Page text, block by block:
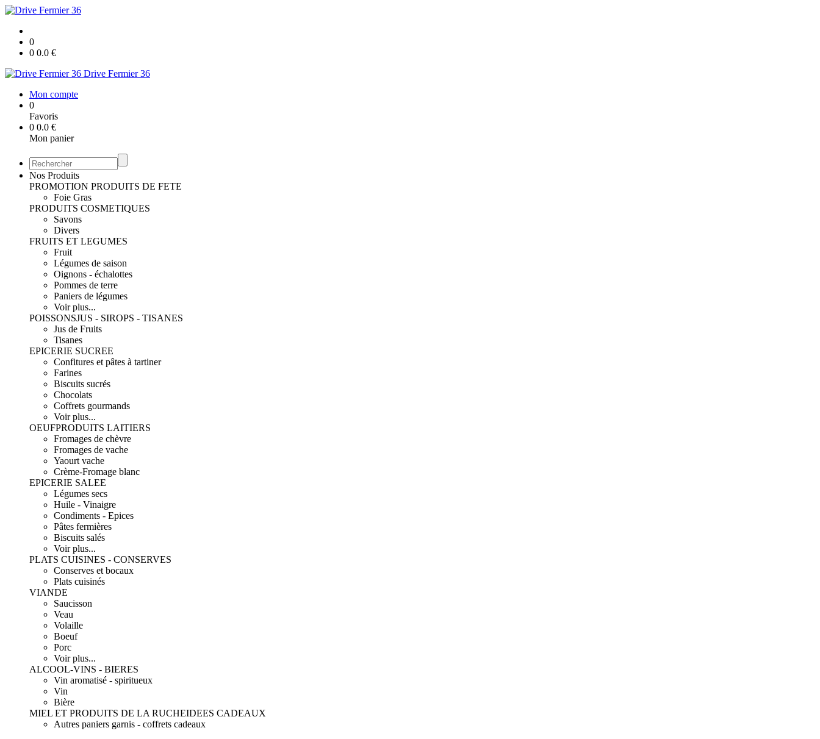
0
0 0.0 €
Drive Fermier 36
Mon compte
0
Favoris
0 0.0 €
Mon panier
Nos Produits
PROMOTION PRODUITS DE FETE
Foie Gras
PRODUITS COSMETIQUES
Savons
Divers
FRUITS ET LEGUMES
Fruit
Légumes de saison
Oignons - échalottes
Pommes de terre
Paniers de légumes
Voir plus...
POISSONSJUS - SIROPS - TISANES
Jus de Fruits
Tisanes
EPICERIE SUCREE
Confitures et pâtes à tartiner
Farines
Biscuits sucrés
Chocolats
Coffrets gourmands
Voir plus...
OEUFPRODUITS LAITIERS
Fromages de chèvre
Fromages de vache
Yaourt vache
Crème-Fromage blanc
EPICERIE SALEE
Légumes secs
Huile - Vinaigre
Condiments - Epices
Pâtes fermières
Biscuits salés
Voir plus...
PLATS CUISINES - CONSERVES
Conserves et bocaux
Plats cuisinés
VIANDE
Saucisson
Veau
Volaille
Boeuf
Porc
Voir plus...
ALCOOL-VINS - BIERES
Vin aromatisé - spiritueux
Vin
Bière
MIEL ET PRODUITS DE LA RUCHEIDEES CADEAUX
Autres paniers garnis - coffrets cadeaux